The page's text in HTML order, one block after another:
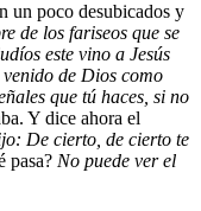
un poco desubicados y
de los fariseos que se
este vino a Jesús
de Dios como
que tú haces, si no
Y dice ahora el
De cierto, de cierto te
pasa? No puede ver el